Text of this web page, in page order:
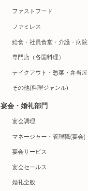
ファストフード
ファミレス
給食・社員食堂・介護・病院
専門店（各国料理）
テイクアウト・惣菜・弁当屋
その他(料理ジャンル)
宴会・婚礼部門
宴会調理
マネージャー・管理職(宴会)
宴会サービス
宴会セールス
婚礼全般